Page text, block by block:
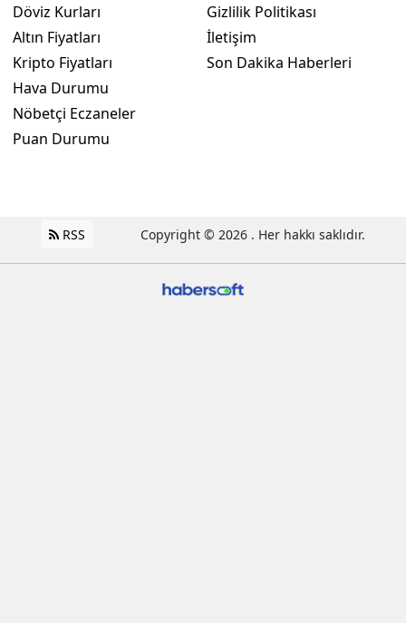
Döviz Kurları
Altın Fiyatları
Kripto Fiyatları
Hava Durumu
Nöbetçi Eczaneler
Puan Durumu
Gizlilik Politikası
İletişim
Son Dakika Haberleri
RSS Copyright © 2026 . Her hakkı saklıdır.